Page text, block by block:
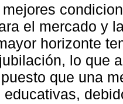
el mercado y
horizonte
lo que
que una